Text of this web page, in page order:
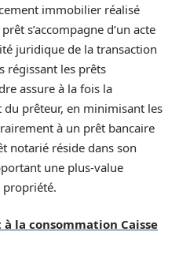
immobilier réalisé
prêt s’accompagne d’un acte
juridique de la transaction
régissant les prêts
assure à la fois la
prêteur, en minimisant les
à un prêt bancaire
notarié réside dans son
une plus-value
propriété.
à la consommation Caisse